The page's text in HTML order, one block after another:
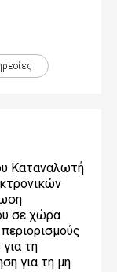
Καταναλωτή
σε χώρα
τη
για τη μη